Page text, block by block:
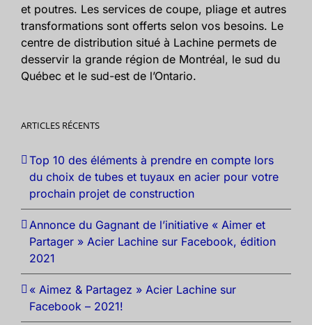
et poutres. Les services de coupe, pliage et autres
transformations sont offerts selon vos besoins. Le
centre de distribution situé à Lachine permets de
desservir la grande région de Montréal, le sud du
Québec et le sud-est de l’Ontario.
ARTICLES RÉCENTS
Top 10 des éléments à prendre en compte lors
du choix de tubes et tuyaux en acier pour votre
prochain projet de construction
Annonce du Gagnant de l’initiative « Aimer et
Partager » Acier Lachine sur Facebook, édition
2021
« Aimez & Partagez » Acier Lachine sur
Facebook – 2021!